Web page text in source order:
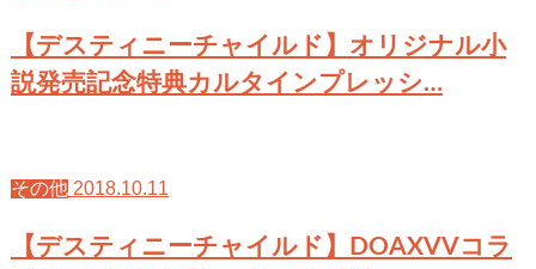
【デスティニーチャイルド】オリジナル小
説発売記念特典カルタインプレッシ…
その他 2018.10.11
【デスティニーチャイルド】DOAXVVコラ